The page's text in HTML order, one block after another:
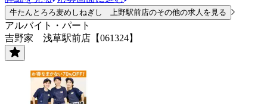
牛たんとろろ麦めしねぎし 上野駅前店のその他の求人を見る
アルバイト・パート
吉野家 浅草駅前店【061324】